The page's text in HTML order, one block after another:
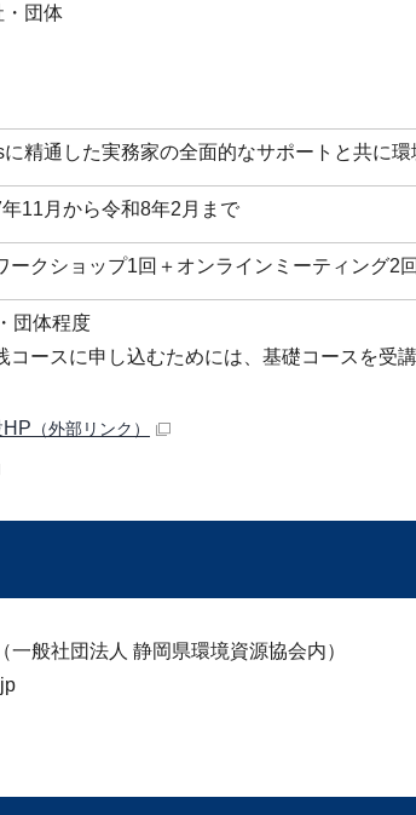
・団体
に精通した実務家の全面的なサポートと共に
11月から令和8年2月まで
ークショップ1回＋オンラインミーティング2回
団体程度
コースに申し込むためには、基礎コースを受
（外部リンク）
般社団法人 静岡県環境資源協会内）